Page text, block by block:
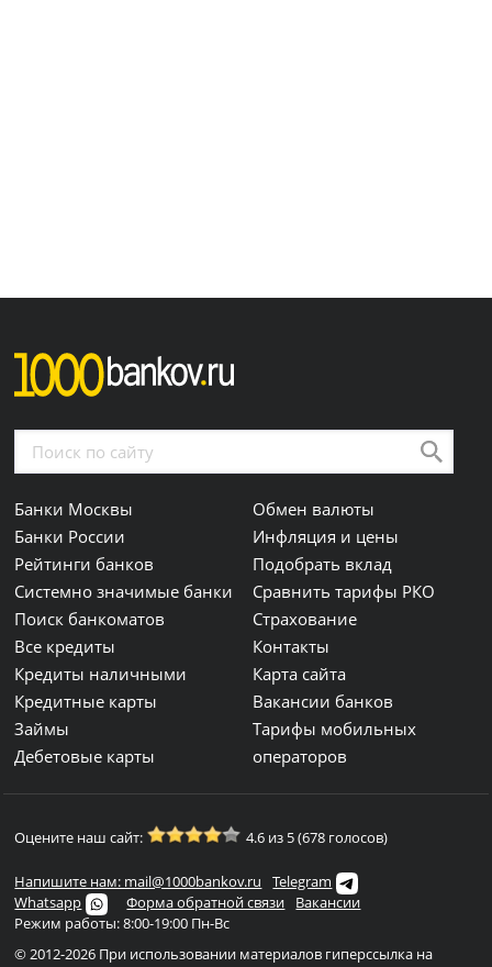
Банки Москвы
Банки России
Рейтинги банков
Системно значимые банки
Поиск банкоматов
Все кредиты
Кредиты наличными
Кредитные карты
Займы
Дебетовые карты
Обмен валюты
Инфляция и цены
Подобрать вклад
Сравнить тарифы РКО
Страхование
Контакты
Карта сайта
Вакансии банков
Тарифы мобильных
операторов
Оцените наш сайт: 4.6 из 5 (678 голосов)
Напишите нам: mail@1000bankov.ru
Telegram
Whatsapp
Форма обратной связи
Вакансии
Режим работы: 8:00-19:00 Пн-Вс
© 2012-2026 При использовании материалов гиперссылка на